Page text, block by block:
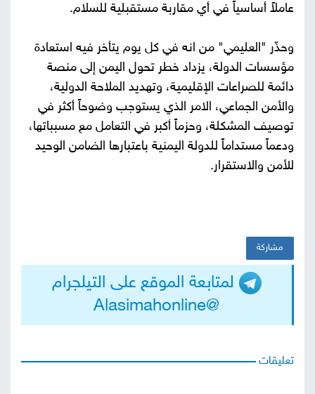
عاملاً أساسياً في أي مقاربة مستقبلية للسلام.
وحذّر "العليمي" من انه في كل يوم يتأخر فيه استعادة
مؤسسات الدولة، يزداد خطر تحول اليمن إلى منصة
دائمة للصراعات الإقليمية، وتهديد الملاحة الدولية،
والأمن الجماعي، الامر الذي يستوجب وضوحاً أكثر في
توصيف المشكلة، وحزماً أكبر في التعامل مع مسبباتها،
ودعماً مستداماً للدولة اليمنية باعتبارها الضامن الوحيد
للأمن والاستقرار.
مشاركة
لمتابعة الموقع على التيلجرام
@Alasimahonline
تعليقات